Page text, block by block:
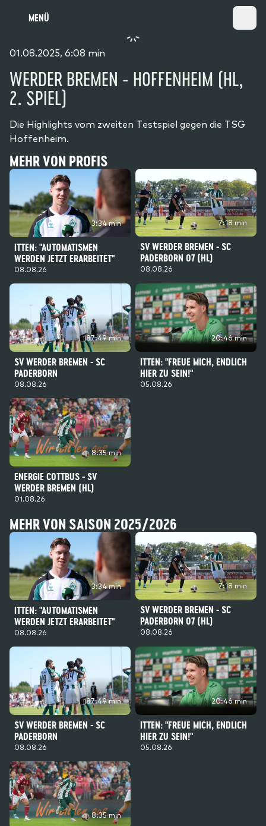
MENÜ
01.08.2025, 6:08 min
WERDER BREMEN - HOFFENHEIM (HL,
2. SPIEL)
Die Highlights vom zweiten Testspiel gegen die TSG
Hoffenheim.
MEHR VON PROFIS
3:34 min
ITTEN: "AUTOMATISMEN
WERDEN JETZT ERARBEITET"
08.08.26
7:18 min
SV WERDER BREMEN - SC
PADERBORN 07 (HL)
08.08.26
187:49 min
SV WERDER BREMEN - SC
PADERBORN
08.08.26
20:46 min
ITTEN: "FREUE MICH, ENDLICH
HIER ZU SEIN!"
05.08.26
8:35 min
ENERGIE COTTBUS - SV
WERDER BREMEN (HL)
01.08.26
MEHR VON SAISON 2025/2026
3:34 min
ITTEN: "AUTOMATISMEN
WERDEN JETZT ERARBEITET"
08.08.26
7:18 min
SV WERDER BREMEN - SC
PADERBORN 07 (HL)
08.08.26
187:49 min
SV WERDER BREMEN - SC
PADERBORN
08.08.26
20:46 min
ITTEN: "FREUE MICH, ENDLICH
HIER ZU SEIN!"
05.08.26
8:35 min